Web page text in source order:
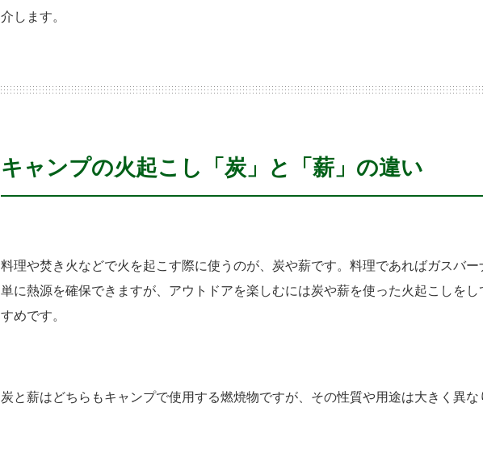
介します。
キャンプの火起こし「炭」と「薪」の違い
料理や焚き火などで火を起こす際に使うのが、炭や薪です。料理であればガスバー
単に熱源を確保できますが、アウトドアを楽しむには炭や薪を使った火起こしをし
すめです。
炭と薪はどちらもキャンプで使用する燃焼物ですが、その性質や用途は大きく異な